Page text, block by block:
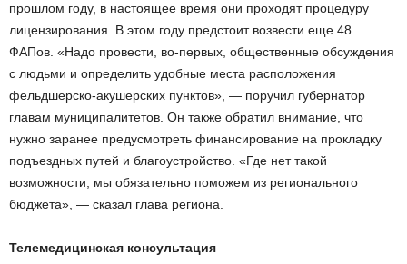
прошлом году, в настоящее время они проходят процедуру
лицензирования. В этом году предстоит возвести еще 48
ФАПов. «Надо провести, во-первых, общественные обсуждения
с людьми и определить удобные места расположения
фельдшерско-акушерских пунктов», — поручил губернатор
главам муниципалитетов. Он также обратил внимание, что
нужно заранее предусмотреть финансирование на прокладку
подъездных путей и благоустройство. «Где нет такой
возможности, мы обязательно поможем из регионального
бюджета», — сказал глава региона.
Телемедицинская консультация